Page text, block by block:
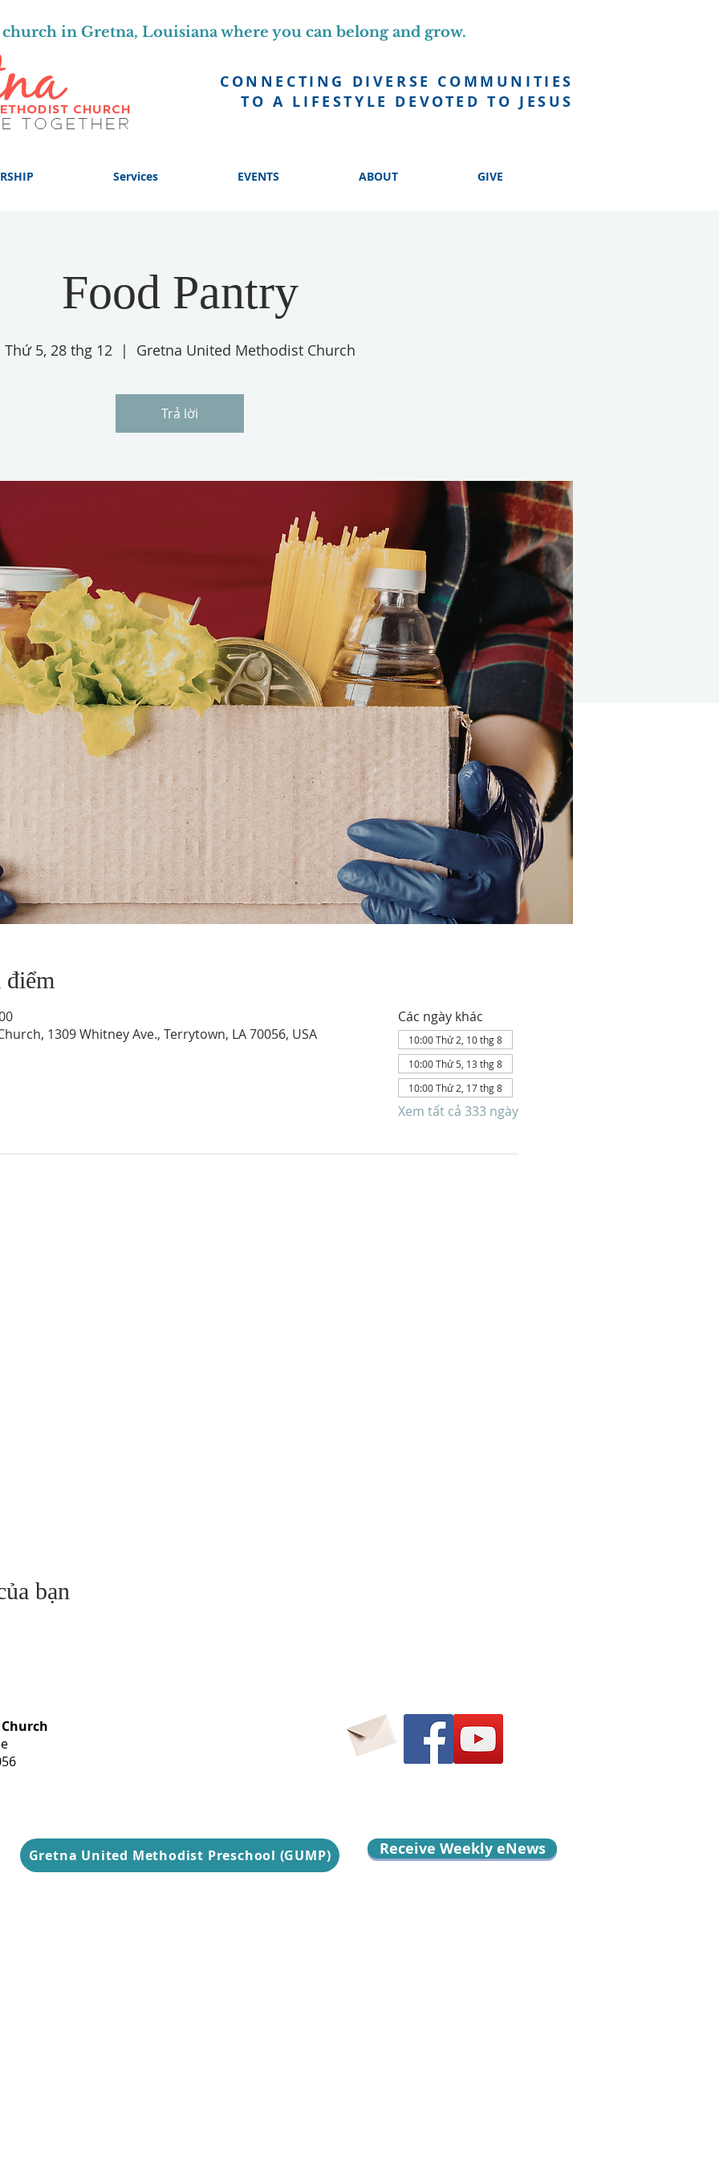
CONNECTING DIVERSE COMMUNITIES
TO A LIFESTYLE DEVOTED TO JESUS
in Gretna, Louisiana where you can belong and grow.
Services EVENTS ABOUT GIVE
Food Pantry
Thứ 5, 28 thg 12
  |
Gretna United Methodist Church
Trả lời
1309 Whitney Ave., Terrytown, LA 70056, USA
Các ngày khác
10:00 Thứ 2, 10 thg 8
10:00 Thứ 5, 13 thg 8
10:00 Thứ 2, 17 thg 8
Xem tất cả 333 ngày
bạn
Gretna United Methodist Preschool (GUMP) Receive Weekly eNews